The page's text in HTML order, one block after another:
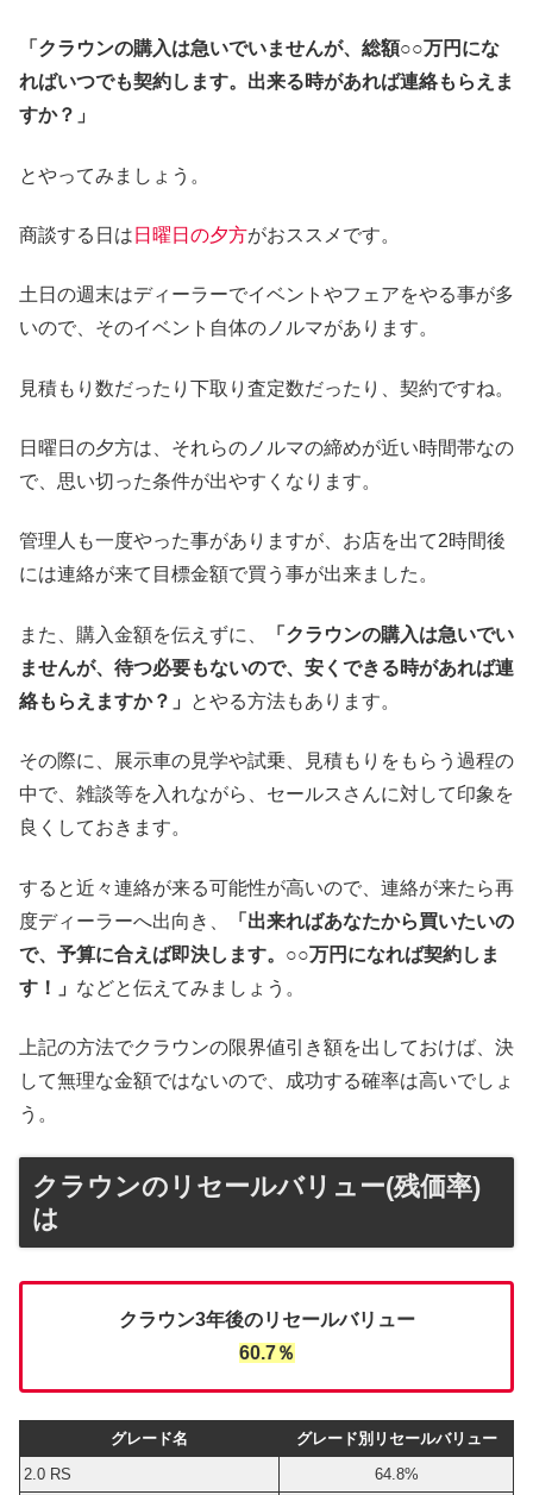
「クラウンの購入は急いでいませんが、総額○○万円にな
ればいつでも契約します。出来る時があれば連絡もらえま
すか？」
とやってみましょう。
商談する日は 日曜日の夕方がおススメです。
土日の週末はディーラーでイベントやフェアをやる事が多
いので、そのイベント自体のノルマがあります。
見積もり数だったり下取り査定数だったり、契約ですね。
日曜日の夕方は、それらのノルマの締めが近い時間帯なの
で、思い切った条件が出やすくなります。
管理人も一度やった事がありますが、お店を出て2時間後
には連絡が来て目標金額で買う事が出来ました。
また、購入金額を伝えずに、
「クラウンの購入は急いでい
ませんが、待つ必要もないので、安くできる時があれば連
絡もらえますか？」
とやる方法もあります。
その際に、展示車の見学や試乗、見積もりをもらう過程の
中で、雑談等を入れながら、セールスさんに対して印象を
良くしておきます。
すると近々連絡が来る可能性が高いので、連絡が来たら再
度ディーラーへ出向き、
「出来ればあなたから買いたいの
で、予算に合えば即決します。○○万円になれば契約しま
す！」 などと伝えてみましょう。
上記の方法でクラウンの限界値引き額を出しておけば、決
して無理な金額ではないので、成功する確率は高いでしょ
う。
クラウンのリセールバリュー(残価率)
は
クラウン3年後のリセールバリュー
60.7％
グレード名
グレード別リセールバリュー
2.0 RS
64.8%